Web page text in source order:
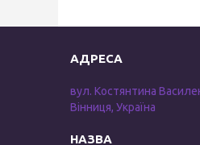
вул. Костянтина
Вінниця, Україна